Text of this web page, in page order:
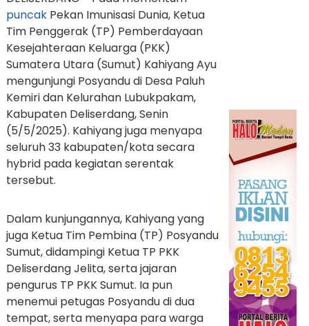
puncakPekan Imunisasi Dunia, Ketua
Tim Penggerak (TP) Pemberdayaan
Kesejahteraan Keluarga (PKK)
Sumatera Utara (Sumut) Kahiyang Ayu
mengunjungi Posyandu di Desa Paluh
Kemiri dan Kelurahan Lubukpakam,
Kabupaten Deliserdang, Senin
(5/5/2025). Kahiyang juga menyapa
seluruh 33 kabupaten/kota secara
hybrid pada kegiatan serentak
tersebut.
Dalam kunjungannya, Kahiyang yang
juga Ketua Tim Pembina (TP) Posyandu
Sumut, didampingi Ketua TP PKK
Deliserdang Jelita, serta jajaran
pengurus TP PKK Sumut. Ia pun
menemui petugas Posyandu di dua
tempat, serta menyapa para warga